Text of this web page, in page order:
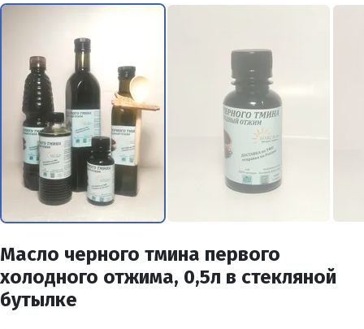
Масло черного тмина первого
холодного отжима, 0,5л в стекляной
бутылке